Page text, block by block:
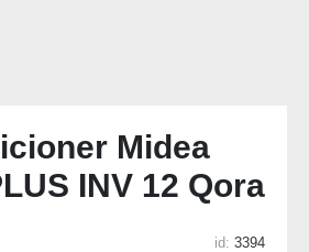
Midea
INV 12 Qora
id: 3394